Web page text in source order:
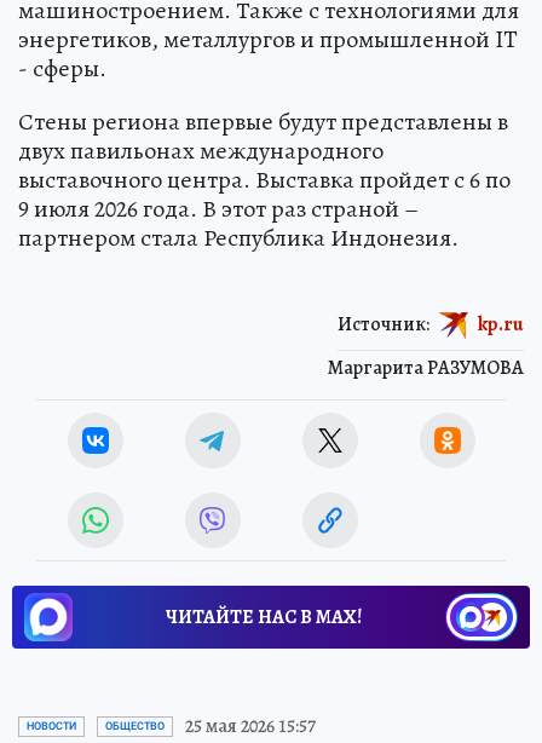
машиностроением. Также с технологиями для
энергетиков, металлургов и промышленной IT
- сферы.
Стены региона впервые будут представлены в
двух павильонах международного
выставочного центра. Выставка пройдет с 6 по
9 июля 2026 года. В этот раз страной –
партнером стала Республика Индонезия.
Маргарита РАЗУМОВА
Источник: kp.ru
ЧИТАЙТЕ НАС В МАХ!
НОВОСТИ ОБЩЕСТВО 25 мая 2026 15:57